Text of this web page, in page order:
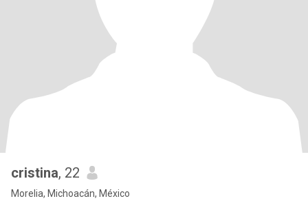
cristina, 22
Morelia, Michoacán, México